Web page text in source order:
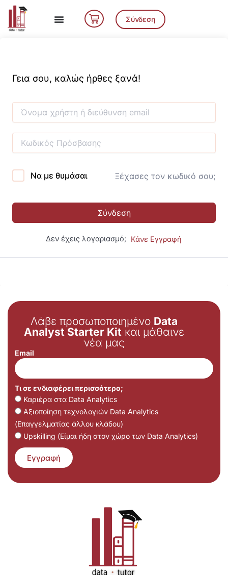
Μετάβαση
περιεχόμενο
Cart Σύνδεση
Γεια σου, καλώς ήρθες ξανά!
Να με θυμάσαι Ξέχασες τον κωδικό σου;
Σύνδεση
Δεν έχεις λογαριασμό; Κάνε Εγγραφή
Λάβε προσωποποιημένο Data
Analyst Starter Kit και μάθαινε
νέα μας
Email
Τι σε ενδιαφέρει περισσότερο;
Καριέρα στα Data Analytics
Αξιοποίηση τεχνολογιών Data Analytics
(Επαγγελματίας άλλου κλάδου)
Upskilling (Είμαι ήδη στον χώρο των Data Analytics)
Εγγραφή